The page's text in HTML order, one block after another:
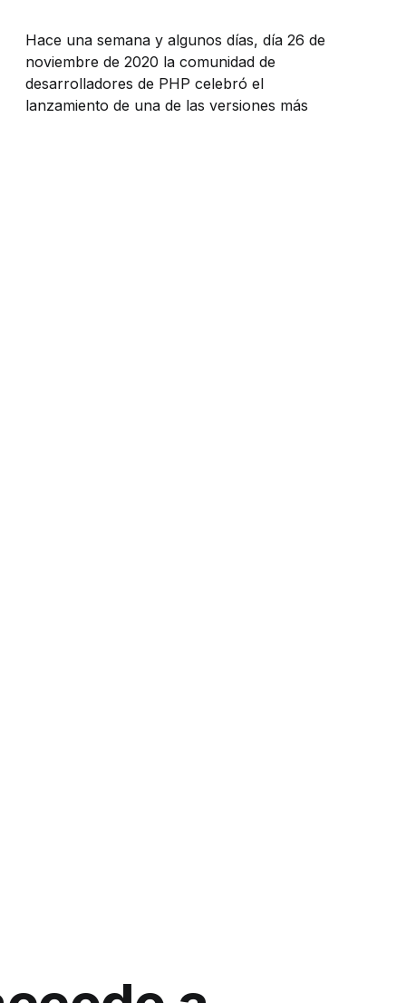
Hace una semana y algunos días, día 26 de
noviembre de 2020 la comunidad de
desarrolladores de PHP celebró el
lanzamiento de una de las versiones más